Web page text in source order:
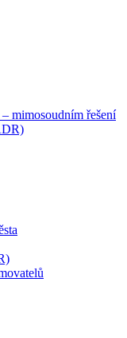
mimosoudním řešení